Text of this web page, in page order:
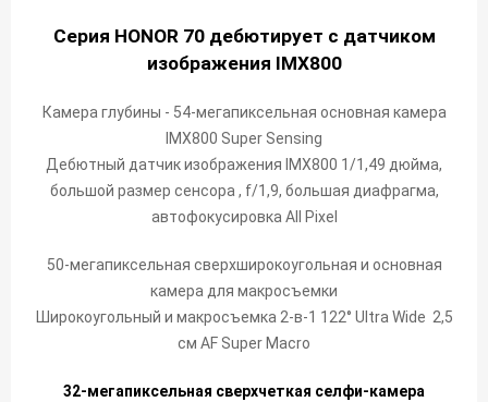
Серия HONOR 70 дебютирует с датчиком
изображения IMX800
Камера глубины - 54-мегапиксельная основная камера
IMX800 Super Sensing
Дебютный датчик изображения IMX800 1/1,49 дюйма,
большой размер сенсора , f/1,9, большая диафрагма,
автофокусировка All Pixel
50-мегапиксельная сверхширокоугольная и основная
камера для макросъемки
Широкоугольный и макросъемка 2-в-1 122° Ultra Wide 2,5
см AF Super Macro
32-мегапиксельная сверхчеткая селфи-камера